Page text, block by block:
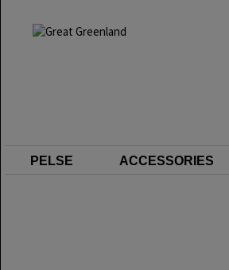
PELSE ACCESSORIES